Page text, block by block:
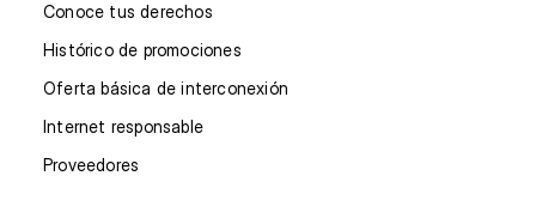
Conoce tus derechos
Histórico de promociones
Oferta básica de interconexión
Internet responsable
Proveedores